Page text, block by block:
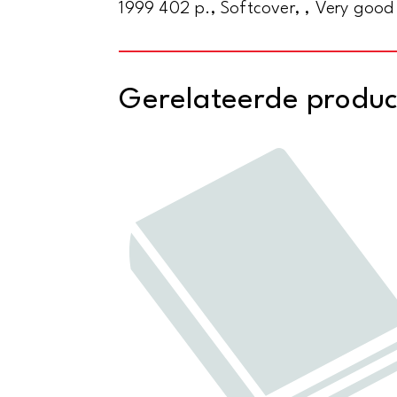
1999 402 p., Softcover, , Very good
Gerelateerde